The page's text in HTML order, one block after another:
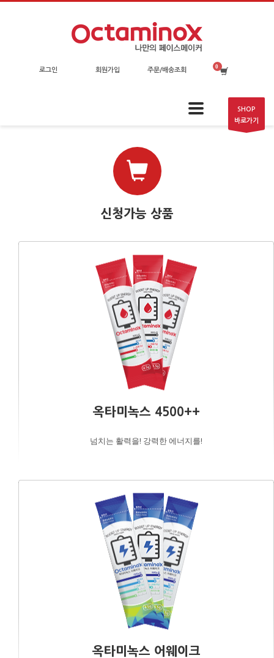
로그인 회원가입 주문/배송조회
SHOP
바로가기
신청가능 상품
옥타미녹스 4500++
넘치는 활력을! 강력한 에너지를!
옥타미녹스 어웨이크